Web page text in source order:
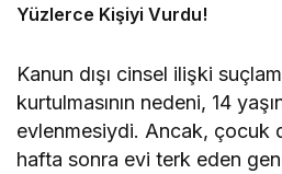
Yüzlerce Kişiyi Vurdu!
Kanun dışı cinsel ilişki
kurtulmasının nedeni, 14
evlenmesiydi. Ancak, çocuk
hafta sonra evi terk eden